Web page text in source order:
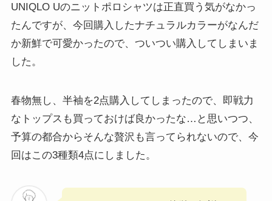
UNIQLO Uのニットポロシャツは正直買う気がなかっ
たんですが、今回購入したナチュラルカラーがなんだ
か新鮮で可愛かったので、ついつい購入してしまいま
した。
春物無し、半袖を2点購入してしまったので、即戦力
なトップスも買っておけば良かったな…と思いつつ、
予算の都合からそんな贅沢も言ってられないので、今
回はこの3種類4点にしました。